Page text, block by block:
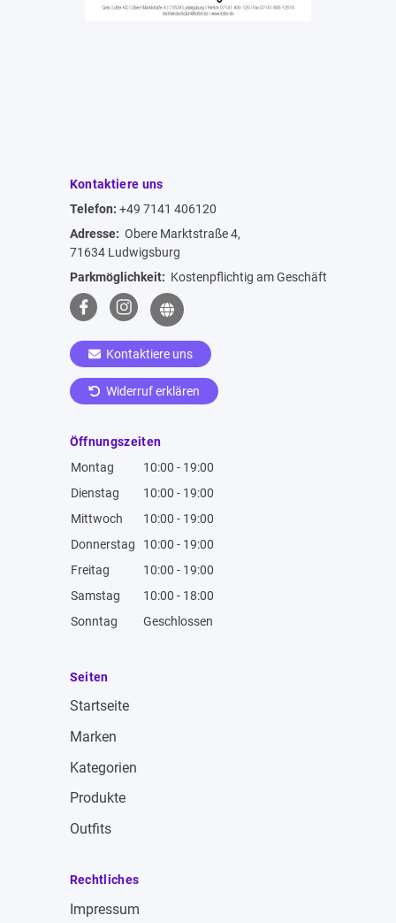
Kontaktiere uns
Telefon: +49 7141 406120
Adresse: Obere Marktstraße 4,
71634 Ludwigsburg
Parkmöglichkeit: Kostenpflichtig am Geschäft
Kontaktiere uns
Widerruf erklären
Öffnungszeiten
Montag
10:00 - 19:00
Dienstag
10:00 - 19:00
Mittwoch
10:00 - 19:00
Donnerstag
10:00 - 19:00
Freitag
10:00 - 19:00
Samstag
10:00 - 18:00
Sonntag
Geschlossen
Seiten
Startseite
Marken
Kategorien
Produkte
Outfits
Rechtliches
Impressum